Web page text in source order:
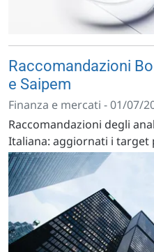
Raccomandazioni
e Saipem
Finanza e mercati - 01/07/
Raccomandazioni degli
Italiana: aggiornati i target